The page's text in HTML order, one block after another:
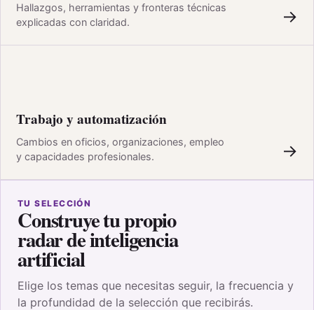
Hallazgos, herramientas y fronteras técnicas
explicadas con claridad.
→
Trabajo y automatización
Cambios en oficios, organizaciones, empleo
y capacidades profesionales.
→
TU SELECCIÓN
Construye tu propio
radar de inteligencia
artificial
Elige los temas que necesitas seguir, la frecuencia y
la profundidad de la selección que recibirás.